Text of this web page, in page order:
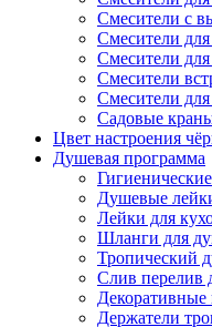
Смесители с
Смесители
Смесители
Смесители
Смесители
Садовые
Цвет настроения
Душевая программа
Душевые
Лейки для
Шланги для
Тропический
Слив перелив
Декоративные
Держатели